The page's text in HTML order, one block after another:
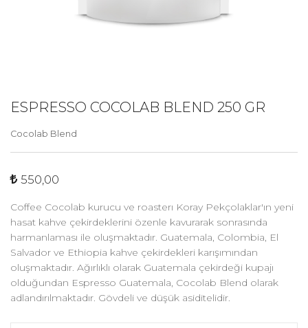
ESPRESSO COCOLAB BLEND 250 GR
Cocolab Blend
550,00
Coffee Cocolab kurucu ve roasterı Koray Pekçolaklar'ın yeni
hasat kahve çekirdeklerini özenle kavurarak sonrasında
harmanlaması ile oluşmaktadır. Guatemala, Colombia, El
Salvador ve Ethiopia kahve çekirdekleri karışımından
oluşmaktadır. Ağırlıklı olarak Guatemala çekirdeği kupajı
olduğundan Espresso Guatemala, Cocolab Blend olarak
adlandırılmaktadır. Gövdeli ve düşük asiditelidir.